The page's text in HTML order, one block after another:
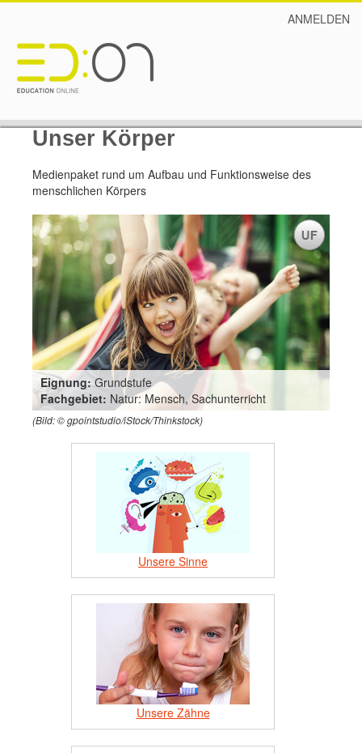
ANMELDEN
Unser Körper
Medienpaket rund um Aufbau und Funktionsweise des
menschlichen Körpers
Eignung: Grundstufe
Fachgebiet: Natur: Mensch, Sachunterricht
(Bild: © gpointstudio/iStock/Thinkstock)
Unsere Sinne
Unsere Zähne